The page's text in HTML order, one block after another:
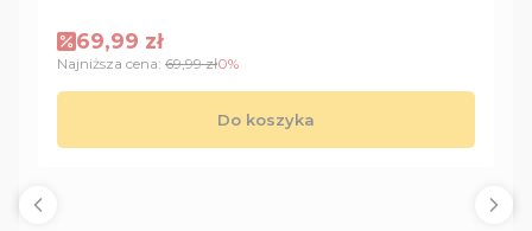
Cena promocyjna
69,99 zł
Najniższa cena: 69,99 zł0%
Do koszyka